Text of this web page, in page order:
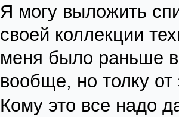
Я могу выложить
своей коллекции
меня было раньше
вообще, но толку от
Кому это все надо